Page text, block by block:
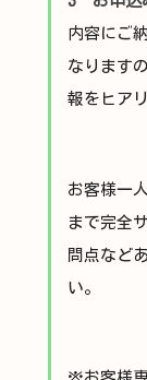
内容にご
なります
報をヒア
お客様一
まで完全
問点など
い。